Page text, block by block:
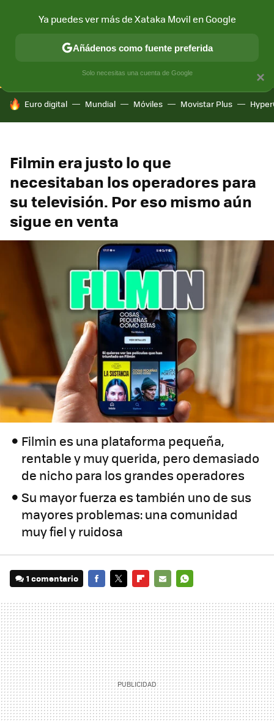
CONECTIVIDAD MÓVIL Y SOCIEDAD APLICACIONES
HOY SE HABLA DE
Euro digital Mundial Móviles Movistar Plus
Filmin era justo lo que
necesitaban los operadores para
su televisión. Por eso mismo aún
sigue en venta
Filmin es una plataforma pequeña,
rentable y muy querida, pero demasiado
de nicho para los grandes operadores
Su mayor fuerza es también uno de sus
mayores problemas: una comunidad
muy fiel y ruidosa
1 comentario
MAIL
×
Ya puedes ver más de Xataka Movil en Google
Añádenos como fuente preferida
Solo necesitas una cuenta de Google